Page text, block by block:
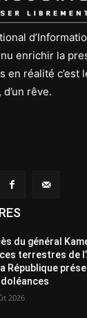
enrichir la
en réalité c’est
d’un rêve.
du général
terrestres de
République
2026